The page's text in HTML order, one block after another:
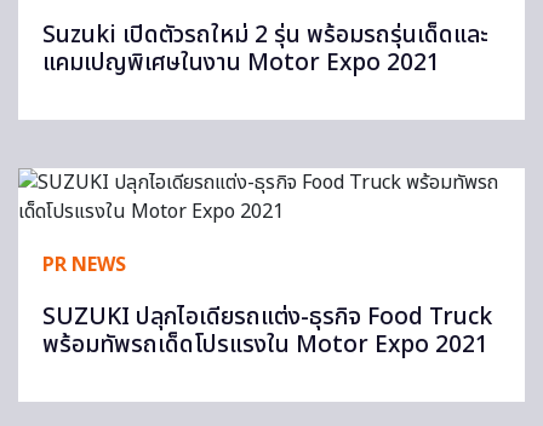
Suzuki เปิดตัวรถใหม่ 2 รุ่น พร้อมรถรุ่นเด็ดและ
แคมเปญพิเศษในงาน Motor Expo 2021
PR NEWS
SUZUKI ปลุกไอเดียรถแต่ง-ธุรกิจ Food Truck
พร้อมทัพรถเด็ดโปรแรงใน Motor Expo 2021